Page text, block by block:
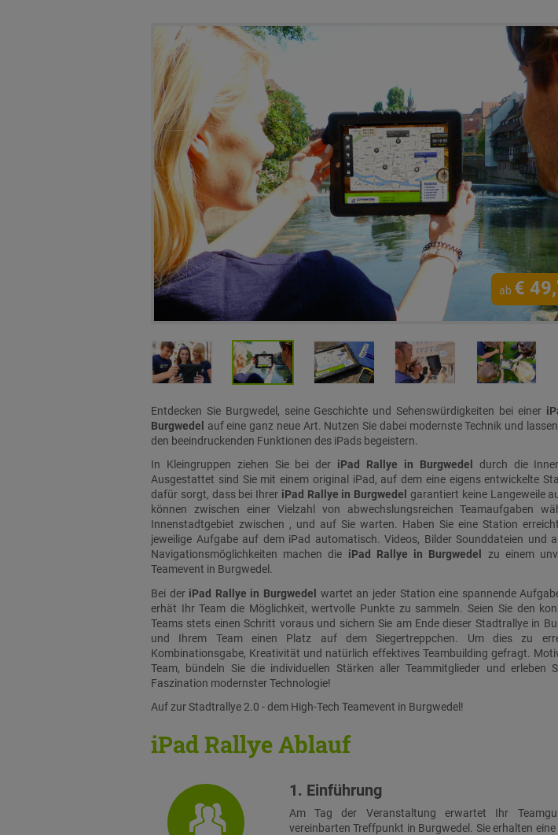
ab € 49,
Entdecken Sie Burgwedel, seine Geschichte und Sehenswürdigkeiten bei einer
Burgwedel
auf eine ganz neue Art. Nutzen Sie dabei modernste Technik und
den beeindruckenden Funktionen des iPads begeistern.
In Kleingruppen ziehen Sie bei der iPad Rallye in Burgwedel
durch die
Ausgestattet sind Sie mit einem original iPad, auf dem eine eigens entwickelte
dafür sorgt, dass bei Ihrer iPad Rallye in Burgwedel garantiert keine Langeweile
können zwischen einer Vielzahl von abwechslungsreichen Teamaufgaben
Innenstadtgebiet zwischen , und auf Sie warten. Haben Sie eine Station
jeweilige Aufgabe auf dem iPad automatisch. Videos, Bilder Sounddateien und
Navigationsmöglichkeiten machen die iPad Rallye in Burgwedel
zu einem
Teamevent in Burgwedel.
Bei der iPad Rallye in Burgwedel wartet an jeder Station eine spannende
erhät Ihr Team die Möglichkeit, wertvolle Punkte zu sammeln. Seien Sie den
Teams stets einen Schritt voraus und sichern Sie am Ende dieser Stadtrallye in
und Ihrem Team einen Platz auf dem Siegertreppchen. Um dies zu
Kombinationsgabe, Kreativität und natürlich effektives Teambuilding gefragt.
Team, bündeln Sie die individuellen Stärken aller Teammitglieder und erleben
Faszination modernster Technologie!
Auf zur Stadtrallye 2.0 - dem High-Tech Teamevent in Burgwedel!
iPad Rallye Ablauf
1. Einführung
Am Tag der Veranstaltung erwartet Ihr
vereinbarten Treffpunkt in Burgwedel. Sie erhalten